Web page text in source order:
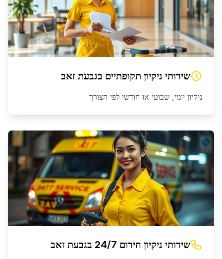
שירותי ניקיון תקופתיים בגבעת זאב
ניקיון יומי, שבועי או חודשי לפי הצורך
שירותי ניקיון חירום 24/7 בגבעת זאב